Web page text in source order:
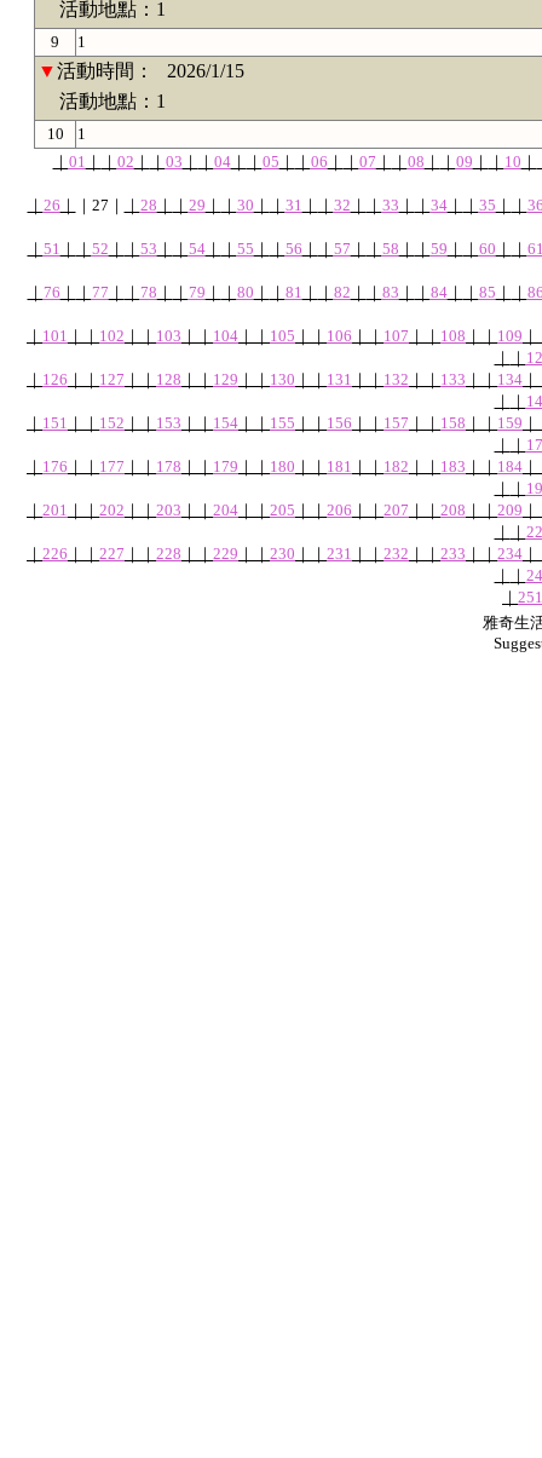
活動地點：1
9 1
▼活動時間：
2026/1/15
活動地點：1
10
1
｜ 01 ｜ ｜ 02 ｜ ｜ 03 ｜ ｜ 04｜ ｜ 05 ｜ ｜ 06 ｜ ｜ 07 ｜ ｜ 08 ｜ ｜ 09 ｜ ｜ 10 ｜
｜ 26 ｜ ｜ 27 ｜ ｜ 28 ｜ ｜ 29 ｜ ｜ 30 ｜ ｜ 31 ｜ ｜ 32 ｜ ｜ 33 ｜ ｜ 34｜ ｜ 35 ｜ ｜
｜ 51 ｜ ｜ 52 ｜ ｜ 53 ｜ ｜ 54｜ ｜ 55 ｜ ｜ 56 ｜ ｜ 57 ｜ ｜ 58 ｜ ｜ 59 ｜ ｜ 60 ｜ ｜
｜ 76 ｜ ｜ 77 ｜ ｜ 78 ｜ ｜ 79 ｜ ｜ 80 ｜ ｜ 81 ｜ ｜ 82 ｜ ｜ 83 ｜ ｜ 84｜ ｜ 85 ｜ ｜
｜ 101 ｜ ｜ 102 ｜ ｜ 103 ｜ ｜ 104 ｜ ｜ 105 ｜ ｜ 106 ｜ ｜ 107 ｜ ｜ 108 ｜ ｜ 109 ｜
｜
｜
｜ 126 ｜ ｜ 127 ｜ ｜ 128 ｜ ｜ 129 ｜ ｜ 130 ｜ ｜ 131 ｜ ｜ 132 ｜ ｜ 133 ｜ ｜ 134 ｜
｜
｜
｜ 151 ｜ ｜ 152 ｜ ｜ 153 ｜ ｜ 154 ｜ ｜ 155 ｜ ｜ 156 ｜ ｜ 157 ｜ ｜ 158 ｜ ｜ 159 ｜
｜
｜
｜ 176 ｜ ｜ 177 ｜ ｜ 178 ｜ ｜ 179 ｜ ｜ 180 ｜ ｜ 181 ｜ ｜ 182 ｜ ｜ 183 ｜ ｜ 184 ｜
｜
｜
｜ 201 ｜ ｜ 202 ｜ ｜ 203 ｜ ｜ 204 ｜ ｜ 205 ｜ ｜ 206 ｜ ｜ 207 ｜ ｜ 208 ｜ ｜ 209 ｜
｜
｜
｜ 226 ｜ ｜ 227 ｜ ｜ 228 ｜ ｜ 229 ｜ ｜ 230 ｜ ｜ 231 ｜ ｜ 232 ｜ ｜ 233 ｜ ｜ 234 ｜
｜
｜
｜ 251
雅奇生